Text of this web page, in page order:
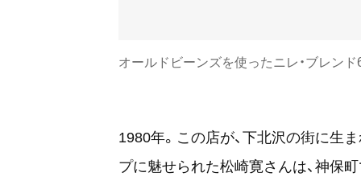
オールドビーンズを使ったニレ・ブレンド
1980年。この店が、下北沢の街に生
プに魅せられた松崎寛さんは、神保